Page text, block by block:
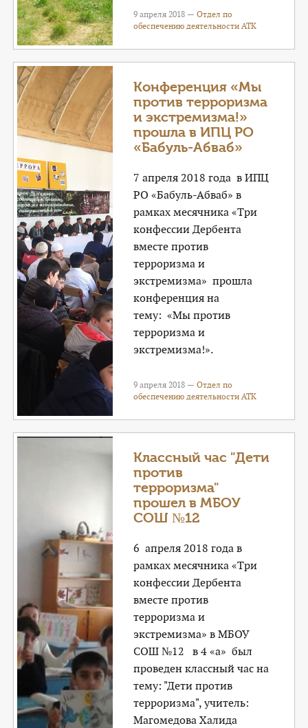
9 апреля 2018 —Отдел по
обеспечению деятельности АТК
Конференция «Мы
против терроризма
и экстремизма!»
прошла в ИПЦ РО
«Бабуль-Абваб»
7 апреля 2018 года в ИПЦ
РО «Бабуль-Абваб» в
рамках месячника «Три
конфессии Дербента
вместе против
терроризма и
экстремизма» прошла
конференция на
тему: «Мы против
терроризма и
экстремизма!».
9 апреля 2018 —Отдел по
обеспечению деятельности АТК
Классный час "Дети
против
терроризма"
прошел в МБОУ
СОШ №12
6 апреля 2018 года в
рамках месячника «Три
конфессии Дербента
вместе против
терроризма и
экстремизма» в МБОУ
СОШ №12 в 4 «а» был
проведен классный час на
тему: "Дети против
терроризма", учитель:
Магомедова Халида